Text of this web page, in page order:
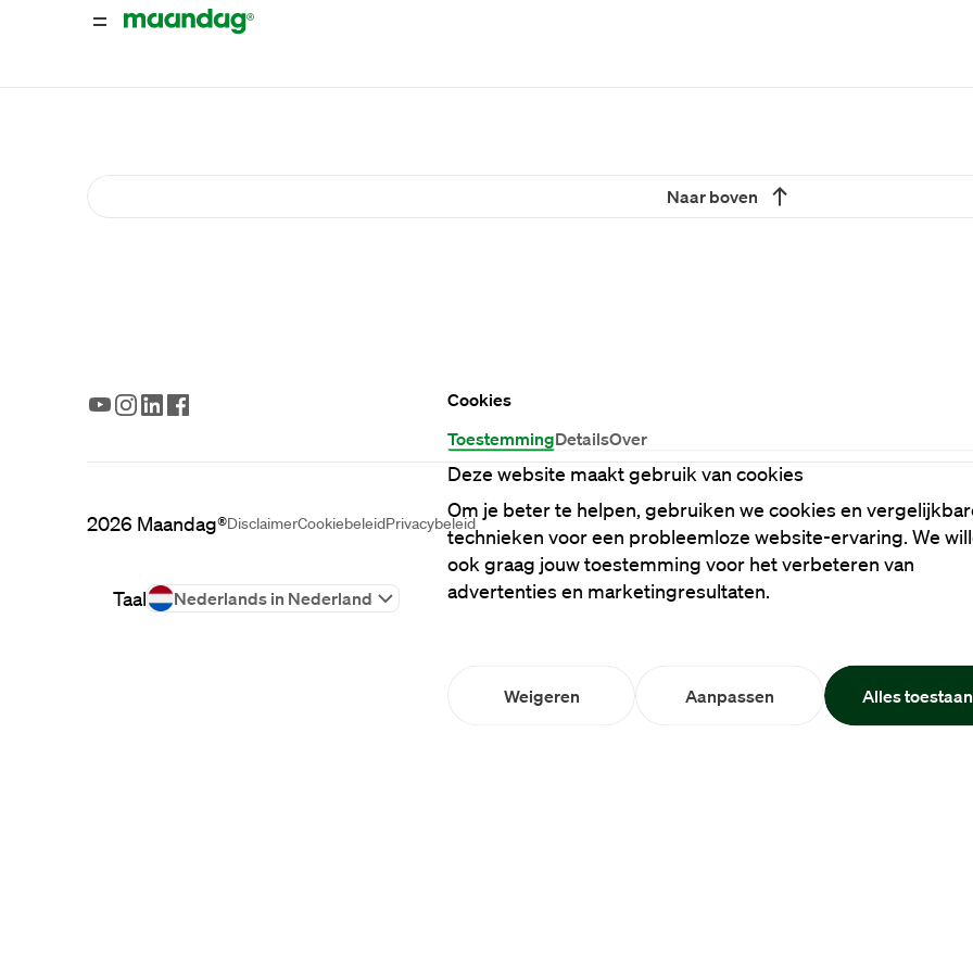
Cookies
ToestemmingDetailsOver
Deze website maakt gebruik van cookies
Om je beter te helpen, gebruiken we cookies en
technieken voor een probleemloze website-ervaring. We
ook graag jouw toestemming voor het verbeteren van
advertenties en marketingresultaten.
Weigeren Aanpassen Alles toestaan
Naar boven
Taal Nederlands in Nederland
2026 Maandag®DisclaimerCookiebeleidPrivacybeleid